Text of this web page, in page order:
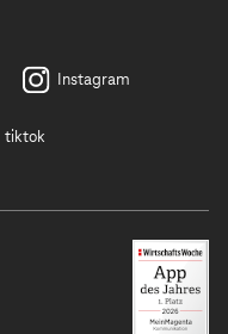
Instagram
tiktok